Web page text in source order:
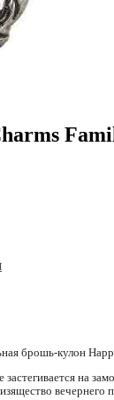
брошь-кулон
застегивается на
вечернего